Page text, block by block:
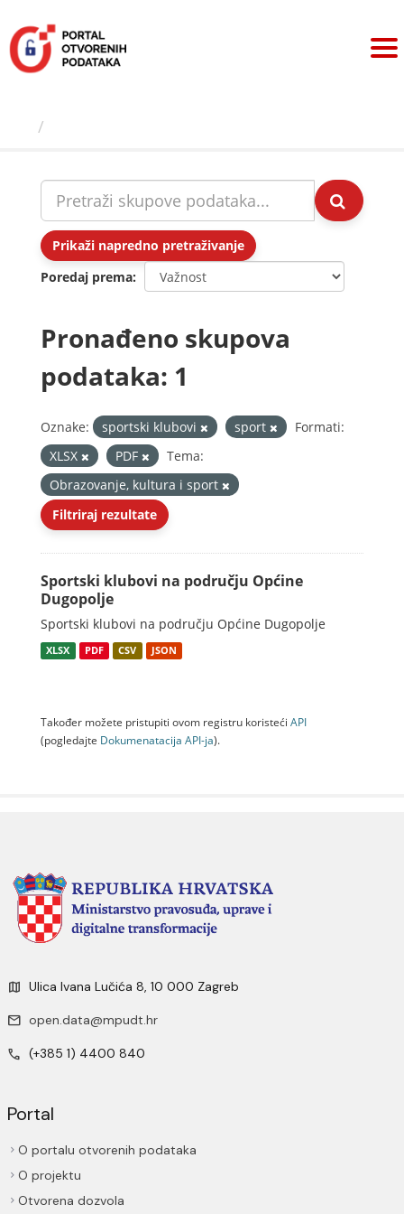
sadržaj
Prikaži napredno pretraživanje
Poredaj prema
Pronađeno skupova
podataka: 1
Oznake: sportski klubovi sport
Formati:
XLSX
PDF
Tema:
Obrazovanje, kultura i sport
Filtriraj rezultate
Sportski klubovi na području Općine
Dugopolje
Sportski klubovi na području Općine Dugopolje
XLSX PDF CSV JSON
Također možete pristupiti ovom registru koristeći API
(pogledajte Dokumenаtаcijа API-jа).